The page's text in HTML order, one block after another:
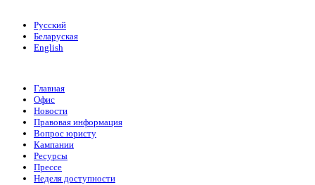
Русский
Беларуская
English
Главная
Офис
Новости
Правовая информация
Вопрос юристу
Кампании
Ресурсы
Прессе
Неделя доступности